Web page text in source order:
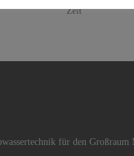
Zeit
für den Großraum